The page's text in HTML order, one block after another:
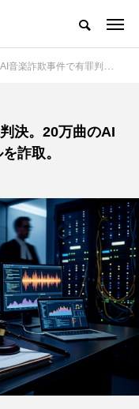
有罪判決。20万曲のAI楽曲と1万のボットで800万ドルを詐取。
決。20万曲のAI
詐取。